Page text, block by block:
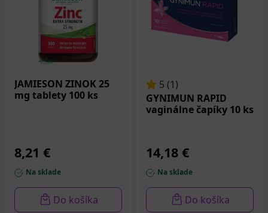
JAMIESON ZINOK 25
mg tablety 100 ks
8,21 €
Na sklade
Do košíka
5 (1)
GYNIMUN RAPID
vaginálne čapíky 10 ks
14,18 €
Na sklade
Do košíka